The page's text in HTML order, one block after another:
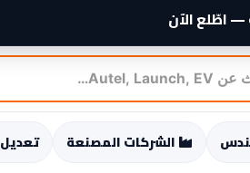
الشركات المصنعة تعديل ECU